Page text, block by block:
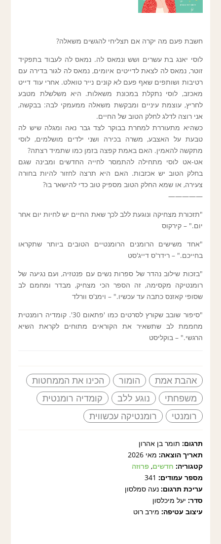
חשבת פעם מה יקרה אם תצליחי להגשים משאלה?
לוסי יאנג בת עשרים ושש ונמאס לה. נמאס לה לעבוד בתפקיד
זוטר, נמאס לה לצאת לדייטים איומים, נמאס לה לגור בדירה עם
רטיבות ושותפים שאף פעם לא קונים נייר טואלט. אחרי עוד דייט
מאכזב, לוסי נתקלת במכונת משאלות. היא משלשלת מטבע
לחריץ, עוצמת עיניים ומבקשת משאלה ממעמקי לבה: בבקשה,
אני רוצה לדלג לחלק הטוב של החיים.
כשהיא מתעוררת למחרת בבוקר לצד גבר נאה ומגלה שיש לה
טבעת על האצבע, משרה בכירה ושני ילדים מושלמים, לוסי
מתקשה להאמין. האם באמת קפצה בזמן כמו שתמיד רצתה?
אט-אט לוסי מתחילה להתמסר לחייה החדשים ומבינה שגם
בחלק הטוב יש אכזבות. האם היא תרצה לחזור להיות בחורה
צעירה, או שמא החלק הטוב מספיק טוב כדי להישאר בו?
—————
"תזכורת מצחיקה ונוגעת ללב לכך שאת החיים יש לחיות יום אחר
יום." – קירקוס
"אחד משישים הרומנים הרומנטיים הטובים ביותר שתקראו
בחייכם." – רידר'ס דייג'סט
"בזכות שילוב נהדר של ספרות נשים עם פנטזיה, ועם נגיעה של
רומנטיקה מקסימה, זה הספר הכי מצחיק, מבדר ומחמם לב
שסופי קאזנס כתבה עד עכשיו." – וימנ'ס וורלד
"סיפור שובב שקורץ לסרטים כמו 'פתאום 30'. קומדיה רומנטית
מחממת לב שתשאיר את הקוראים מתוחים לקראת השיא
הרגשי." – בוקליסט
אהבת אמת הומור
הכינו את הממחטות
משפחתי
נוגע ללב
קומדיה רומנטית
רומנטי
רומנטיקה עכשווית
תרגום: תומר בן אהרון
תאריך הוצאה: מאי 2026
קטגוריה: חדשים,פרוזה
מספר עמודים: 341
עריכת תרגום:נעה סמלסון
סדר: יעל מיכלסון
עיצוב עטיפה: מירב רוט